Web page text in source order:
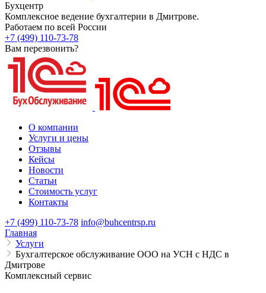
Бухцентр
Комплексное ведение бухгалтерии в Дмитрове.
Работаем по всей России
+7 (499) 110-73-78
Вам перезвонить?
О компании
Услуги и цены
Отзывы
Кейсы
Новости
Статьи
Стоимость услуг
Контакты
+7 (499) 110-73-78 info@buhcentrsp.ru
Главная
Услуги
Бухгалтерское обслуживание ООО на УСН с НДС в
Дмитрове
Комплексный сервис